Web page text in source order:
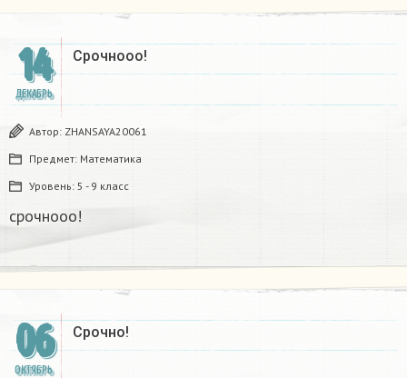
14
ДЕКАБРЬ
Срочнооо!
Автор: ZHANSAYA20061
Предмет: Математика
Уровень: 5 - 9 класс
срочнооо!
06
ОКТЯБРЬ
Срочно!